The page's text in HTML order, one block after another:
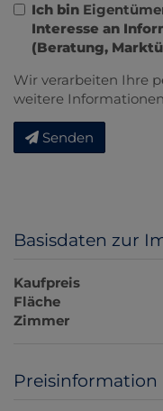
Ich bin
Interesse an
(Beratung,
Wir verarbeiten Ihre
weitere
Senden
Basisdaten zur
Kaufpreis
Fläche
Zimmer
Preisinformation